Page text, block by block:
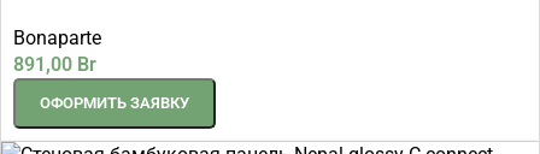
Bonaparte
891,00 Br
ОФОРМИТЬ ЗАЯВКУ